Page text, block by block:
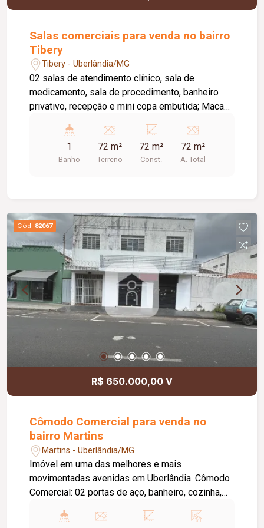
Salas comerciais para venda no bairro
Tibery
Tibery - Uberlândia/MG
02 salas de atendimento clínico, sala de
medicamento, sala de procedimento, banheiro
privativo, recepção e mini copa embutida; Maca
mármore nos 02 consultórios; 08 poltronas
recepção + sala procedimento; 03 cadeiras
escritório couro; 02 televisões nas salas
1
Banho
72 m²
Terreno
72 m²
Const.
72 m²
A. Total
Cód. 82067
R$ 650.000,00 V
Cômodo Comercial para venda no
bairro Martins
Martins - Uberlândia/MG
Imóvel em uma das melhores e mais
movimentadas avenidas em Uberlândia. Cômodo
Comercial: 02 portas de aço, banheiro, cozinha,
aproximadamente 50,00m². Apartamento: 02